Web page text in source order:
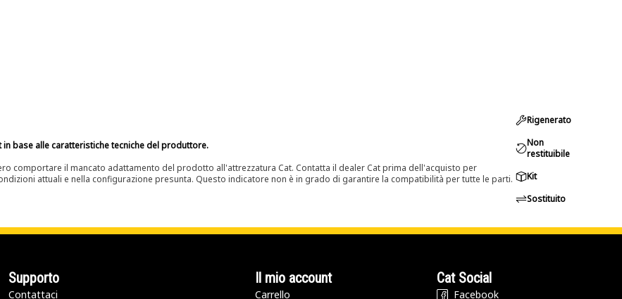
base alle caratteristiche tecniche del produttore.
comportare il mancato adattamento del prodotto all'attrezzatura Cat. Contatta il dealer Cat prima dell'acquisto per
attuali e nella configurazione presunta. Questo indicatore non è in grado di garantire la compatibilità per tutte le parti.
Rigenerato
Non
restituibile
Kit
Sostituito
Supporto
Contattaci
Il mio account
Carrello
Cat Social
Facebook